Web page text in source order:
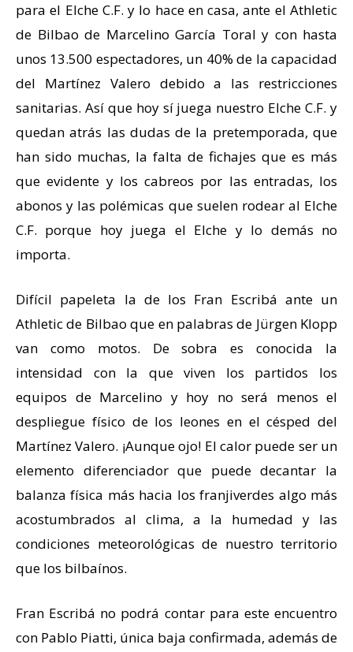
para el Elche C.F. y lo hace en casa, ante el Athletic
de Bilbao de Marcelino García Toral y con hasta
unos 13.500 espectadores, un 40% de la capacidad
del Martínez Valero debido a las restricciones
sanitarias. Así que hoy sí juega nuestro Elche C.F. y
quedan atrás las dudas de la pretemporada, que
han sido muchas, la falta de fichajes que es más
que evidente y los cabreos por las entradas, los
abonos y las polémicas que suelen rodear al Elche
C.F. porque hoy juega el Elche y lo demás no
importa.
Difícil papeleta la de los Fran Escribá ante un
Athletic de Bilbao que en palabras de Jürgen Klopp
van como motos. De sobra es conocida la
intensidad con la que viven los partidos los
equipos de Marcelino y hoy no será menos el
despliegue físico de los leones en el césped del
Martínez Valero. ¡Aunque ojo! El calor puede ser un
elemento diferenciador que puede decantar la
balanza física más hacia los franjiverdes algo más
acostumbrados al clima, a la humedad y las
condiciones meteorológicas de nuestro territorio
que los bilbaínos.
Fran Escribá no podrá contar para este encuentro
con Pablo Piatti, única baja confirmada, además de